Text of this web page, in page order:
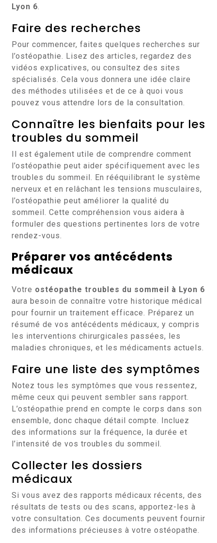
Lyon 6.
Faire des recherches
Pour commencer, faites quelques recherches sur
l’ostéopathie. Lisez des articles, regardez des
vidéos explicatives, ou consultez des sites
spécialisés. Cela vous donnera une idée claire
des méthodes utilisées et de ce à quoi vous
pouvez vous attendre lors de la consultation.
Connaître les bienfaits pour les
troubles du sommeil
Il est également utile de comprendre comment
l’ostéopathie peut aider spécifiquement avec les
troubles du sommeil. En rééquilibrant le système
nerveux et en relâchant les tensions musculaires,
l’ostéopathie peut améliorer la qualité du
sommeil. Cette compréhension vous aidera à
formuler des questions pertinentes lors de votre
rendez-vous.
Préparer vos antécédents
médicaux
Votre ostéopathe troubles du sommeil à Lyon 6
aura besoin de connaître votre historique médical
pour fournir un traitement efficace. Préparez un
résumé de vos antécédents médicaux, y compris
les interventions chirurgicales passées, les
maladies chroniques, et les médicaments actuels.
Faire une liste des symptômes
Notez tous les symptômes que vous ressentez,
même ceux qui peuvent sembler sans rapport.
L’ostéopathie prend en compte le corps dans son
ensemble, donc chaque détail compte. Incluez
des informations sur la fréquence, la durée et
l’intensité de vos troubles du sommeil.
Collecter les dossiers
médicaux
Si vous avez des rapports médicaux récents, des
résultats de tests ou des scans, apportez-les à
votre consultation. Ces documents peuvent fournir
des informations précieuses à votre ostéopathe.